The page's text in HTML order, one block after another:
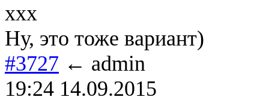
ххх
Ну, это тоже вариант)
#3727 ← admin
19:24 14.09.2015